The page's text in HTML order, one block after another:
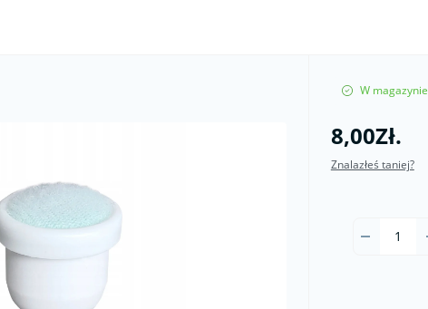
W magazynie
8,00Zł.
Znalazłeś taniej?